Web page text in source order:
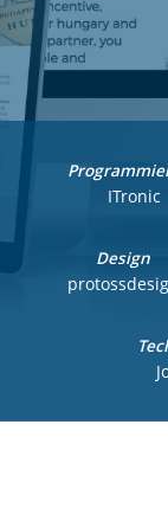
ITronic
Design